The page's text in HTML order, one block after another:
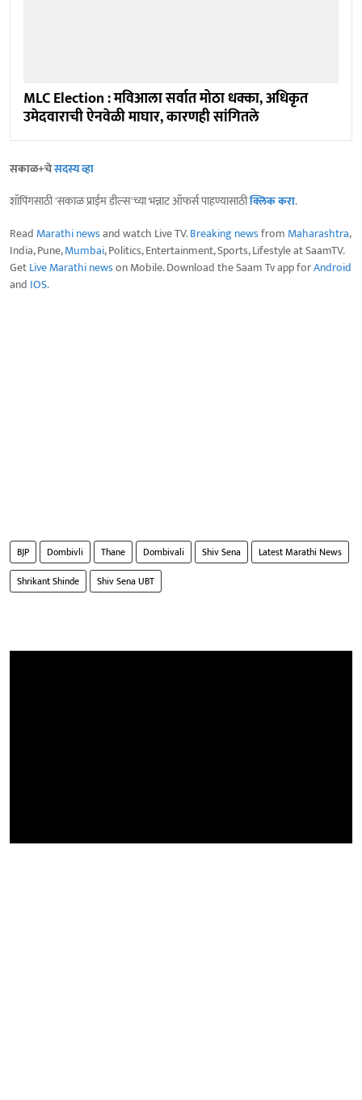
MLC Election : मविआला सर्वात मोठा धक्का, अधिकृत
उमेदवाराची ऐनवेळी माघार, कारणही सांगितले
सकाळ+चेसदस्य व्हा
शॉपिंगसाठी 'सकाळ प्राईम डील्स'च्या भन्नाट ऑफर्स पाहण्यासाठीक्लिक करा.
Read Marathi newsand watch Live TV.Breaking newsfrom Maharashtra,
India, Pune,Mumbai, Politics, Entertainment, Sports, Lifestyle at SaamTV.
GetLive Marathi newson Mobile. Download the Saam Tv app forAndroid
and IOS.
BJP Dombivli Thane Dombivali Shiv Sena
Latest Marathi News
Shrikant Shinde
Shiv Sena UBT